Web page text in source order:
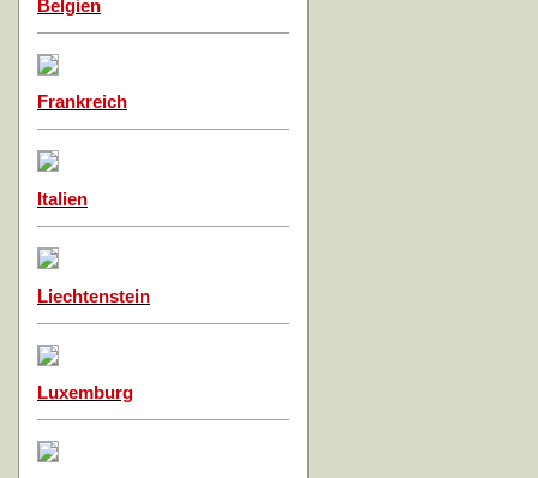
Belgien
Frankreich
Italien
Liechtenstein
Luxemburg